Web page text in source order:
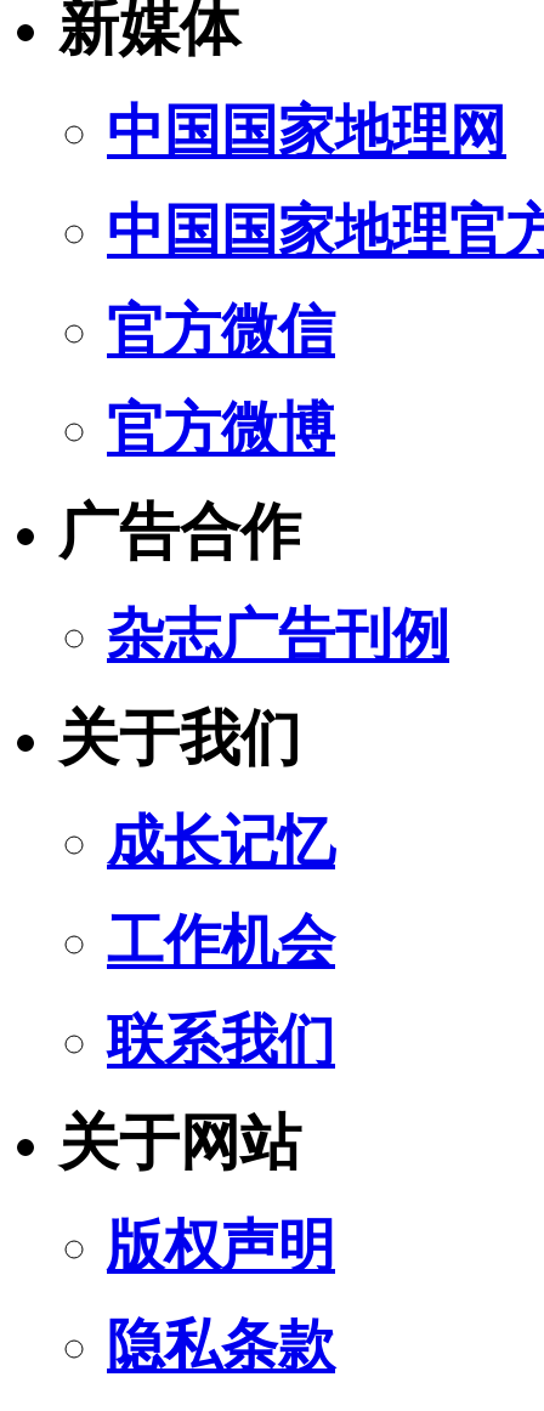
新媒体
中国国家地理网
中国国家地理官
官方微信
官方微博
广告合作
杂志广告刊例
关于我们
成长记忆
工作机会
联系我们
关于网站
版权声明
隐私条款